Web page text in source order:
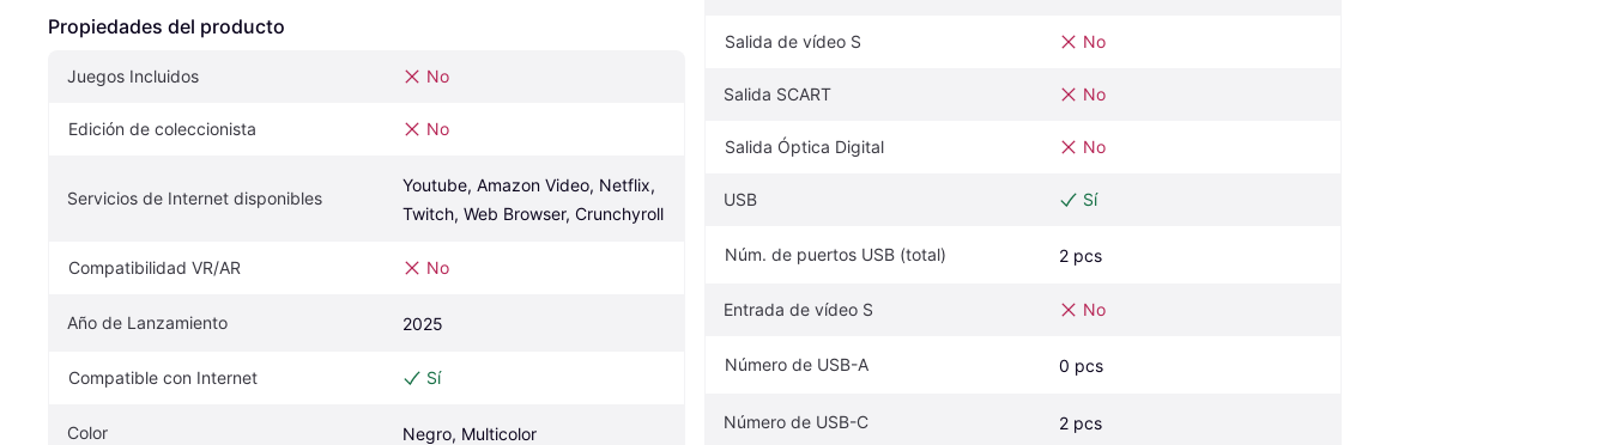
Propiedades del producto
Juegos Incluidos No
Edición de coleccionista No
Servicios de Internet disponibles
Youtube, Amazon Video, Netflix,
Twitch, Web Browser, Crunchyroll
Compatibilidad VR/AR No
Año de Lanzamiento 2025
Compatible con Internet Sí
Color Negro, Multicolor
Salida de vídeo S No
Salida SCART No
Salida Óptica Digital No
USB Sí
Núm. de puertos USB (total) 2 pcs
Entrada de vídeo S No
Número de USB-A 0 pcs
Número de USB-C 2 pcs